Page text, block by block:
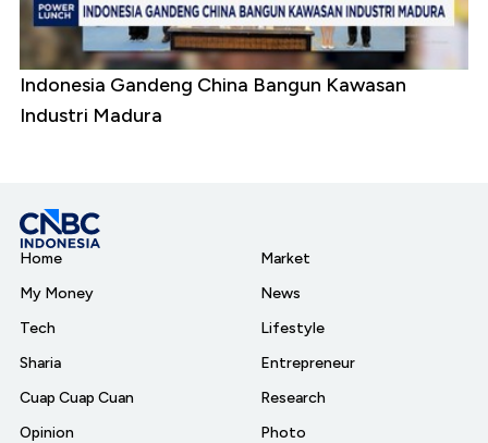
Indonesia Gandeng China Bangun Kawasan
Industri Madura
Home
My Money
Tech
Sharia
Cuap Cuap Cuan
Opinion
Market
News
Lifestyle
Entrepreneur
Research
Photo